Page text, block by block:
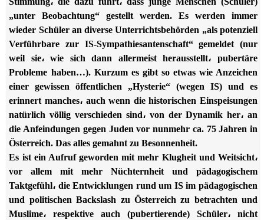
„unter Beobachtung“ gestellt werden. Es werden immer
wieder Schüler an diverse Unterrichtsbehörden „als potenziell
Verführbare zur IS-Sympathiesantenschaft“ gemeldet (nur
weil sie، wie sich dann allermeist herausstellt، pubertäre
Probleme haben…). Kurzum es gibt so etwas wie Anzeichen
einer gewissen öffentlichen „Hysterie“ (wegen IS) und es
erinnert manches، auch wenn die historischen Einspeisungen
natürlich völlig verschieden sind، von der Dynamik her، an
die Anfeindungen gegen Juden vor nunmehr ca. 75 Jahren in
Österreich. Das alles gemahnt zu Besonnenheit.
Es ist ein Aufruf geworden mit mehr Klugheit und Weitsicht،
vor allem mit mehr Nüchternheit und pädagogischem
Taktgefühl، die Entwicklungen rund um IS im pädagogischen
und politischen Backslash zu Österreich zu betrachten und
Muslime، respektive auch (pubertierende) Schüler، nicht